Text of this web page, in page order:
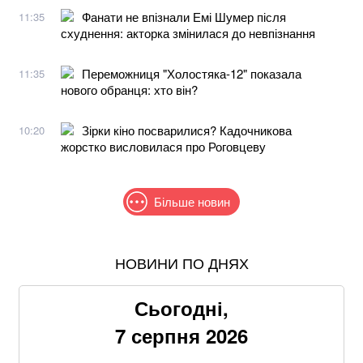
11:35
Фанати не впізнали Емі Шумер після
схуднення: акторка змінилася до невпізнання
11:35
Переможниця "Холостяка-12" показала
нового обранця: хто він?
10:20
Зірки кіно посварилися? Кадочникова
жорстко висловилася про Роговцеву
Більше новин
В МЗС заявили, що слова Залужного щодо членства
Пенсіонерам доплатять за стаж: хто отримає по 519
НОВИНИ ПО ДНЯХ
Сьогодні,
7 серпня 2026